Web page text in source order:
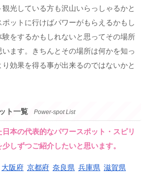
光している方も沢山いらっしゃるかと
ットに行けばパワーがもらえるかもし
験をするかもしれないと思ってその場所
ます。きちんとその場所は何かを知っ
効果を得る事が出来るのではないかと
ト一覧 Power-spot List
本の代表的なパワースポット・スピリ
しずつご紹介したいと思います。
大阪府 京都府 奈良県 兵庫県 滋賀県